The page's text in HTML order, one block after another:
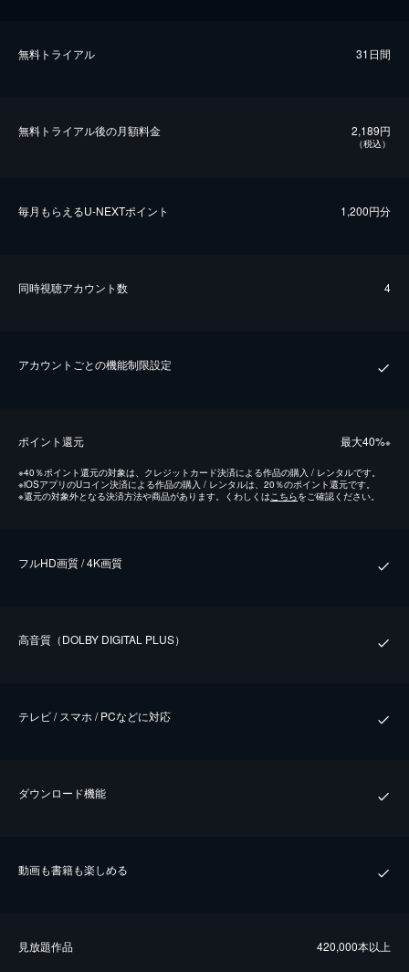
無料トライアル 31日間
無料トライアル後の⽉額料金 2,189円
（税込）
毎⽉もらえるU-NEXTポイント 1,200円分
同時視聴アカウント数 4
アカウントごとの機能制限設定
ポイント還元 最⼤40%※
※40％ポイント還元の対象は、クレジットカード決済による作品の購入 / レンタルです。
※iOSアプリのUコイン決済による作品の購入 / レンタルは、20％のポイント還元です。
※還元の対象外となる決済方法や商品があります。くわしくはこちらをご確認ください。
フルHD画質 / 4K画質
⾼⾳質（DOLBY DIGITAL PLUS）
テレビ / スマホ / PCなどに対応
ダウンロード機能
動画も書籍も楽しめる
⾒放題作品 420,000本以上